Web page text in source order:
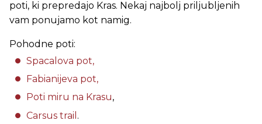
poti, ki prepredajo Kras. Nekaj najbolj priljubljenih
vam ponujamo kot namig.
Pohodne poti:
Spacalova pot,
Fabianijeva pot,
Poti miru na Krasu,
Carsus trail .